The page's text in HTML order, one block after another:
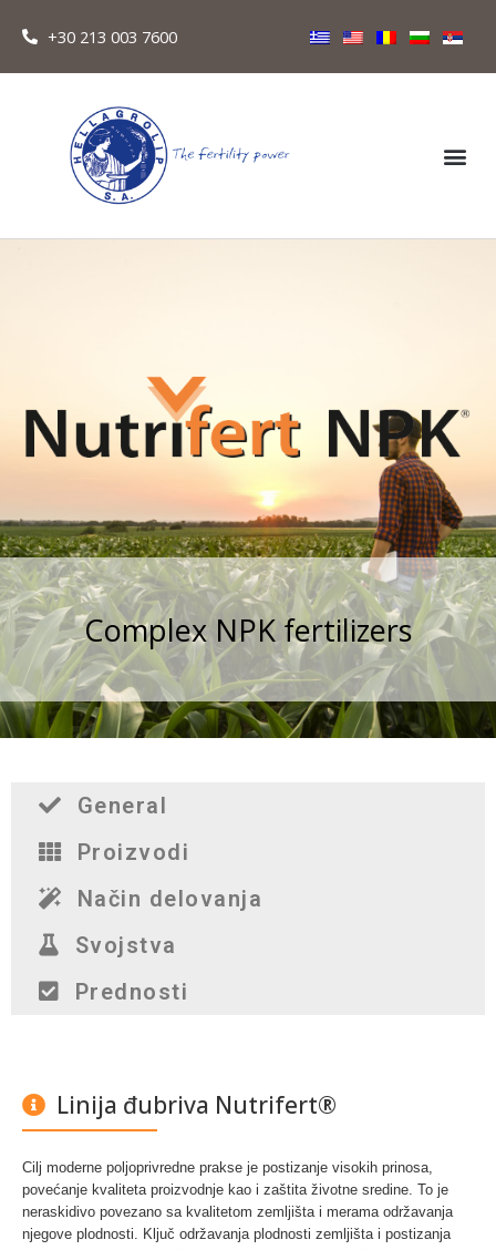
+30 213 003 7600
Complex NPK fertilizers
General
Proizvodi
Način delovanja
Svojstva
Prednosti
Linija đubriva Nutrifert®
Cilj moderne poljoprivredne prakse je postizanje visokih prinosa,
povećanje kvaliteta proizvodnje kao i zaštita životne sredine. To je
neraskidivo povezano sa kvalitetom zemljišta i merama održavanja
njegove plodnosti. Ključ održavanja plodnosti zemljišta i postizanja